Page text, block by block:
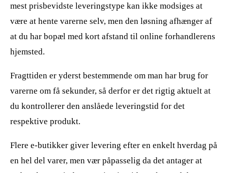
mest prisbevidste leveringstype kan ikke modsiges at
være at hente varerne selv, men den løsning afhænger af
at du har bopæl med kort afstand til online forhandlerens
hjemsted.
Fragttiden er yderst bestemmende om man har brug for
varerne om få sekunder, så derfor er det rigtig aktuelt at
du kontrollerer den anslåede leveringstid for det
respektive produkt.
Flere e-butikker giver levering efter en enkelt hverdag på
en hel del varer, men vær påpasselig da det antager at